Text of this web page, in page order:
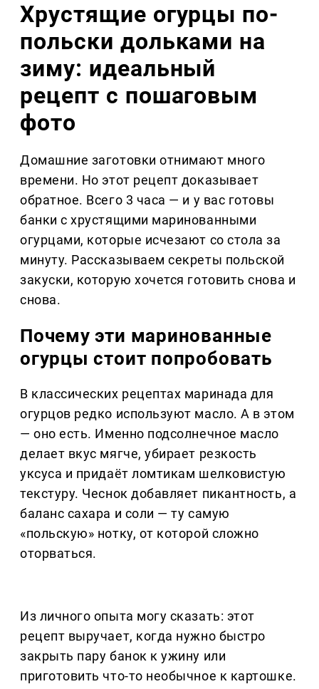
Хрустящие огурцы по-
польски дольками на
зиму: идеальный
рецепт с пошаговым
фото
Домашние заготовки отнимают много
времени. Но этот рецепт доказывает
обратное. Всего 3 часа — и у вас готовы
банки с хрустящими маринованными
огурцами, которые исчезают со стола за
минуту. Рассказываем секреты польской
закуски, которую хочется готовить снова и
снова.
Почему эти маринованные
огурцы стоит попробовать
В классических рецептах маринада для
огурцов редко используют масло. А в этом
— оно есть. Именно подсолнечное масло
делает вкус мягче, убирает резкость
уксуса и придаёт ломтикам шелковистую
текстуру. Чеснок добавляет пикантность, а
баланс сахара и соли — ту самую
«польскую» нотку, от которой сложно
оторваться.
Из личного опыта могу сказать: этот
рецепт выручает, когда нужно быстро
закрыть пару банок к ужину или
приготовить что-то необычное к картошке.